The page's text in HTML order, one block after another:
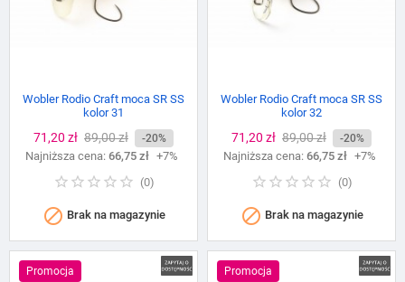
Wobler Rodio Craft moca SR SS
kolor 31
Cena
71,20 zł Cena
podstawowa
89,00 zł -20%
Najniższa cena: 66,75 zł +7%
(0)
 Brak na magazynie
Wobler Rodio Craft moca SR SS
kolor 32
Cena
71,20 zł Cena
podstawowa
89,00 zł -20%
Najniższa cena: 66,75 zł +7%
(0)
 Brak na magazynie
Promocja Promocja